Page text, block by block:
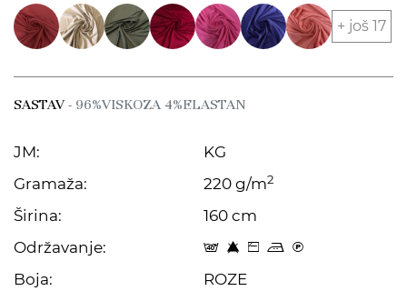
+ još 17
SASTAV- 96%VISKOZA 4%ELASTAN
JM:
KG
Gramaža:
220 g/m2
Širina:
160 cm
Održavanje:
t 8 Z p C
Boja:
ROZE